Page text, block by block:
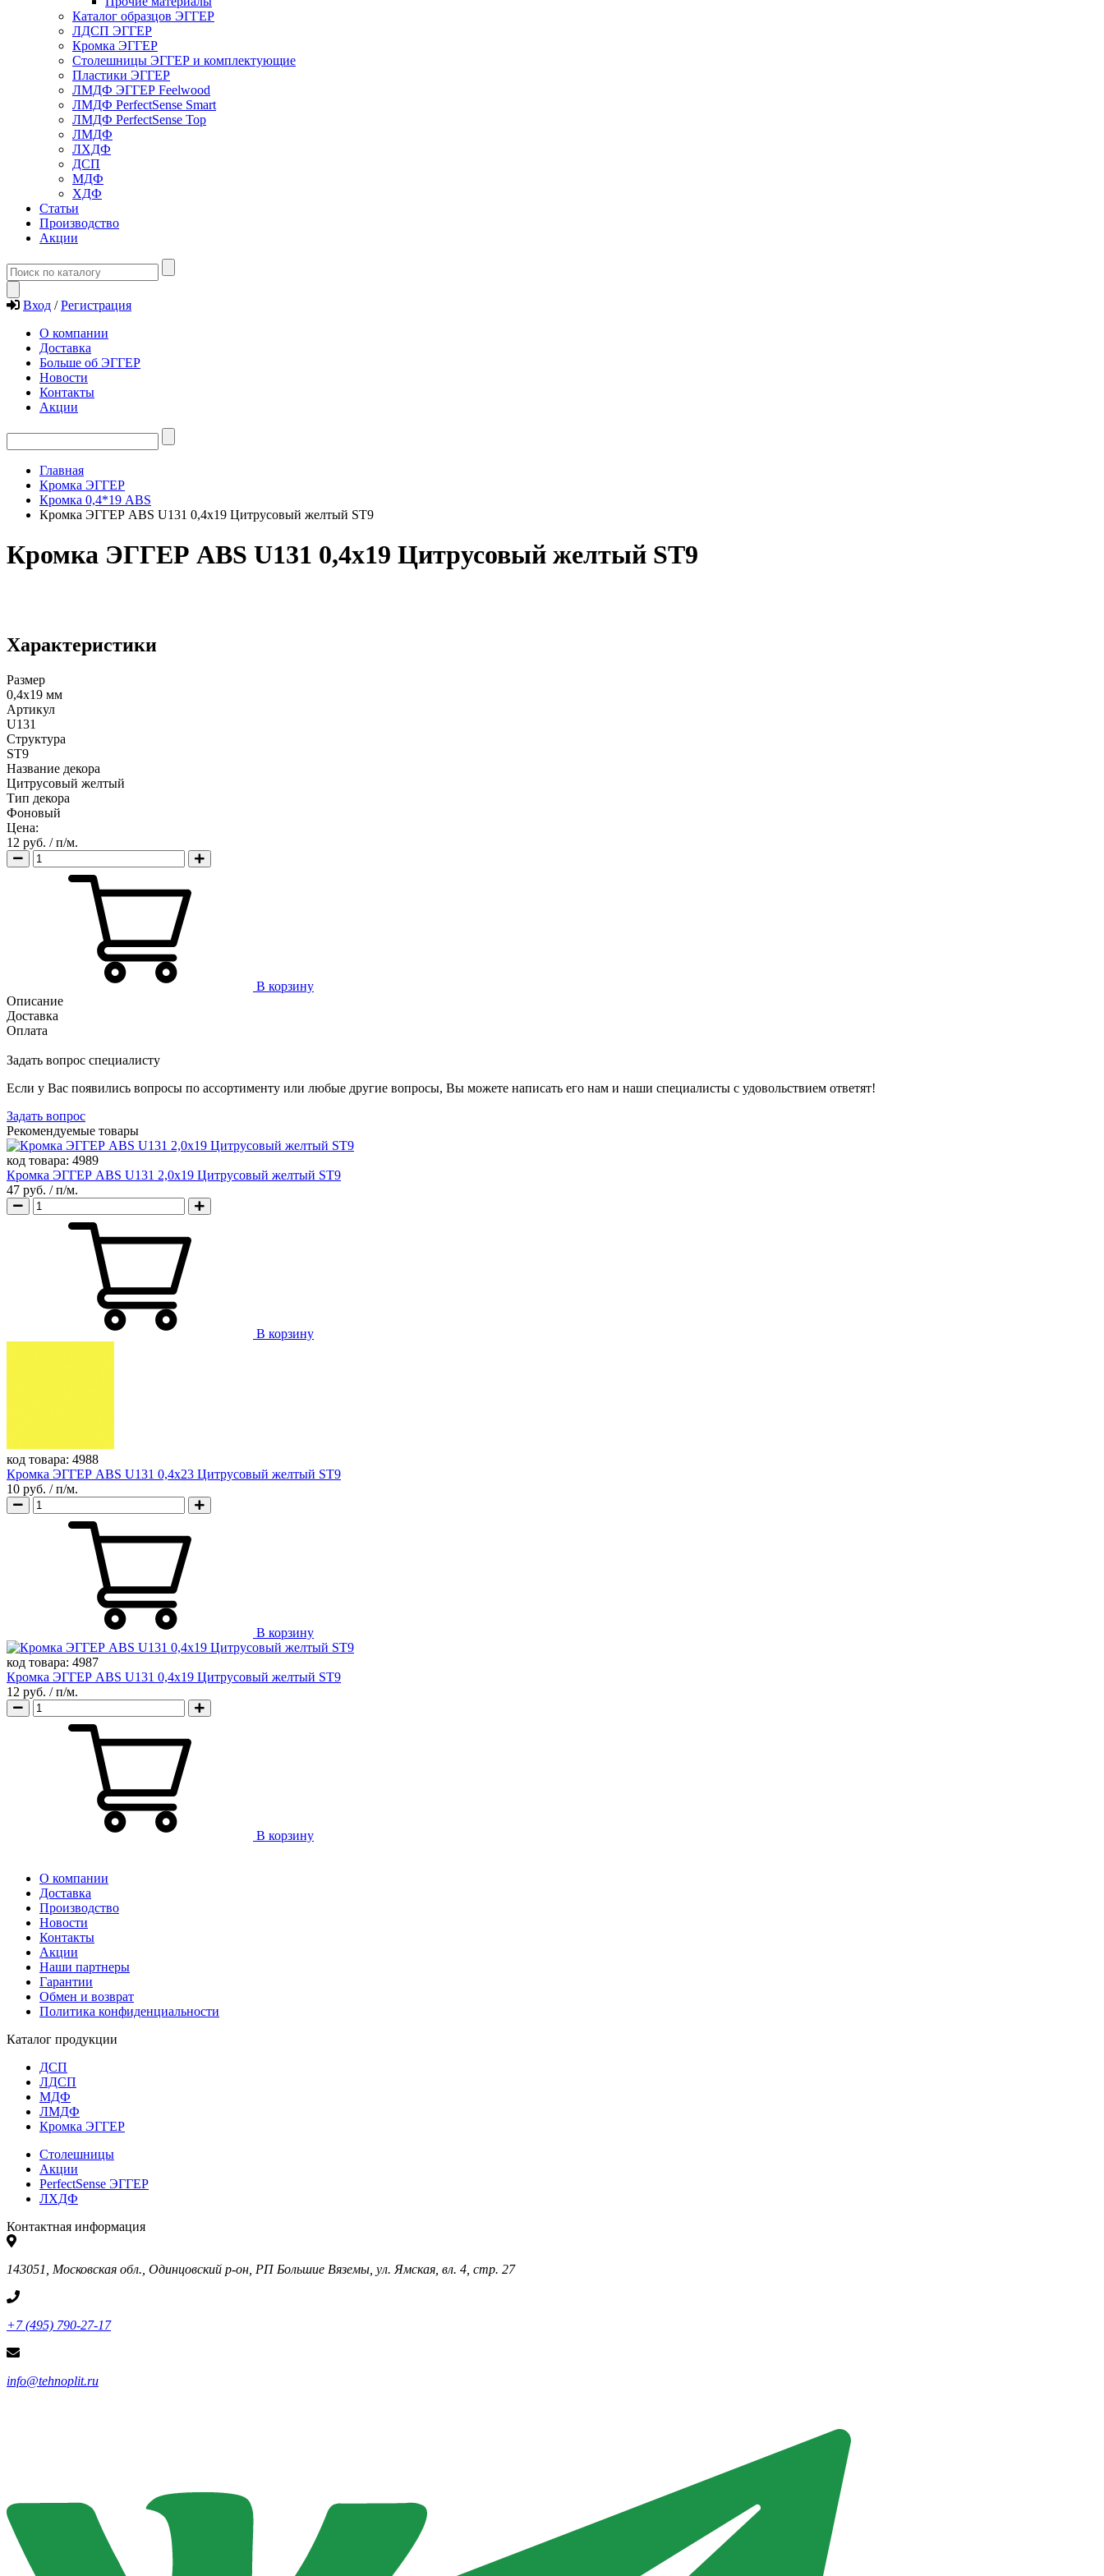
Каталог образцов ЭГГЕР
ЛДСП ЭГГЕР
Кромка ЭГГЕР
Столешницы ЭГГЕР и комплектующие
Пластики ЭГГЕР
ЛМДФ ЭГГЕР Feelwood
ЛМДФ PerfectSense Smart
ЛМДФ PerfectSense Top
ЛМДФ
ЛХДФ
ДСП
МДФ
ХДФ
Статьи
Производство
Акции
Вход / Регистрация
О компании
Доставка
Больше об ЭГГЕР
Новости
Контакты
Акции
Главная
Кромка ЭГГЕР
Кромка 0,4*19 ABS
Кромка ЭГГЕР ABS U131 0,4х19 Цитрусовый желтый ST9
Кромка ЭГГЕР ABS U131 0,4х19 Цитрусовый желтый ST9
Характеристики
Размер
0,4х19 мм
Артикул
U131
Структура
ST9
Название декора
Цитрусовый желтый
Тип декора
Фоновый
Цена:
12 руб. / п/м.
В корзину
Описание
Доставка
Оплата
Задать вопрос специалисту
Если у Вас появились вопросы по ассортименту или любые другие вопросы, Вы можете написать его нам и наши специалисты с удовольствием ответят!
Задать вопрос
Рекомендуемые товары
код товара: 4989
Кромка ЭГГЕР ABS U131 2,0х19 Цитрусовый желтый ST9
47 руб. / п/м.
В корзину
код товара: 4988
Кромка ЭГГЕР ABS U131 0,4х23 Цитрусовый желтый ST9
10 руб. / п/м.
В корзину
код товара: 4987
Кромка ЭГГЕР ABS U131 0,4х19 Цитрусовый желтый ST9
12 руб. / п/м.
В корзину
О компании
Доставка
Производство
Новости
Контакты
Акции
Наши партнеры
Гарантии
Обмен и возврат
Политика конфиденциальности
Каталог продукции
ДСП
ЛДСП
МДФ
ЛМДФ
Кромка ЭГГЕР
Столешницы
Акции
PerfectSense ЭГГЕР
ЛХДФ
Контактная информация
143051, Московская обл., Одинцовский р-он, РП Большие Вяземы, ул. Ямская, вл. 4, стр. 27
+7 (495) 790-27-17
info@tehnoplit.ru